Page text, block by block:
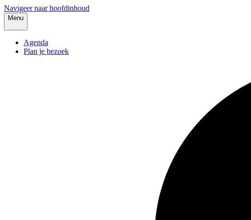
Navigeer naar hoofdinhoud
Menu
Agenda
Plan je bezoek